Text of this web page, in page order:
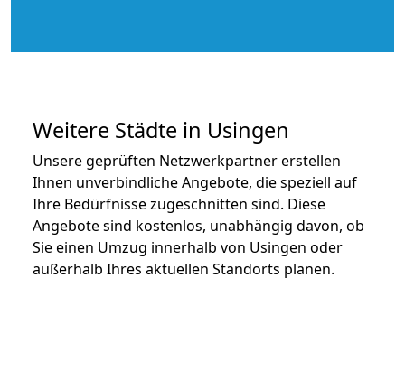
Weitere Städte in Usingen
Unsere geprüften Netzwerkpartner erstellen
Ihnen unverbindliche Angebote, die speziell auf
Ihre Bedürfnisse zugeschnitten sind. Diese
Angebote sind kostenlos, unabhängig davon, ob
Sie einen Umzug innerhalb von Usingen oder
außerhalb Ihres aktuellen Standorts planen.